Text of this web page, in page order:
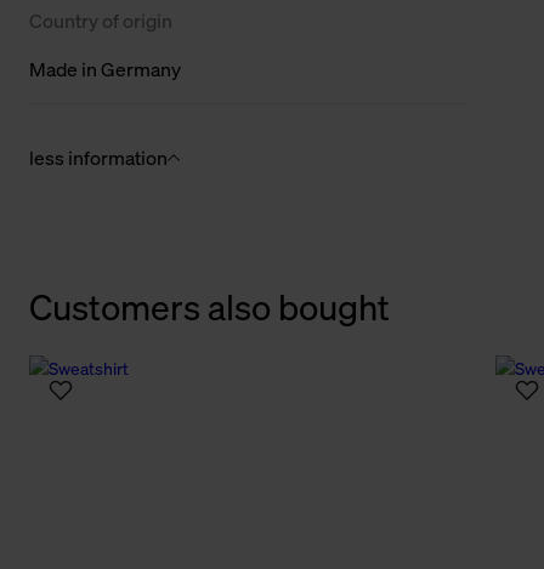
Country of origin
Made in Germany
less information
Customers also bought